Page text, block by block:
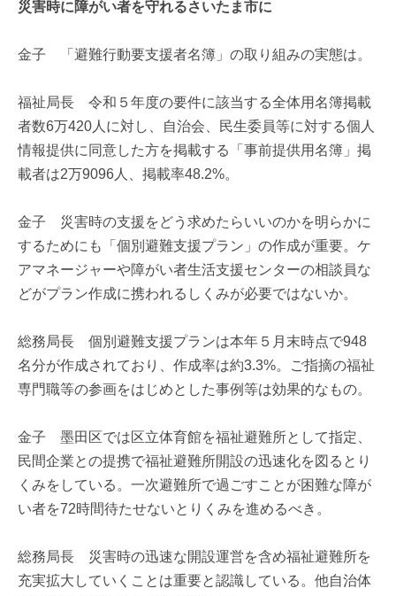
災害時に障がい者を守れるさいたま市に
金子 「避難行動要支援者名簿」の取り組みの実態は。
福祉局長 令和５年度の要件に該当する全体用名簿掲載
者数6万420人に対し、自治会、民生委員等に対する個人
情報提供に同意した方を掲載する「事前提供用名簿」掲
載者は2万9096人、掲載率48.2%。
金子 災害時の支援をどう求めたらいいのかを明らかに
するためにも「個別避難支援プラン」の作成が重要。ケ
アマネージャーや障がい者生活支援センターの相談員な
どがプラン作成に携われるしくみが必要ではないか。
総務局長 個別避難支援プランは本年５月末時点で948
名分が作成されており、作成率は約3.3%。ご指摘の福祉
専門職等の参画をはじめとした事例等は効果的なもの。
金子 墨田区では区立体育館を福祉避難所として指定、
民間企業との提携で福祉避難所開設の迅速化を図るとり
くみをしている。一次避難所で過ごすことが困難な障が
い者を72時間待たせないとりくみを進めるべき。
総務局長 災害時の迅速な開設運営を含め福祉避難所を
充実拡大していくことは重要と認識している。他自治体